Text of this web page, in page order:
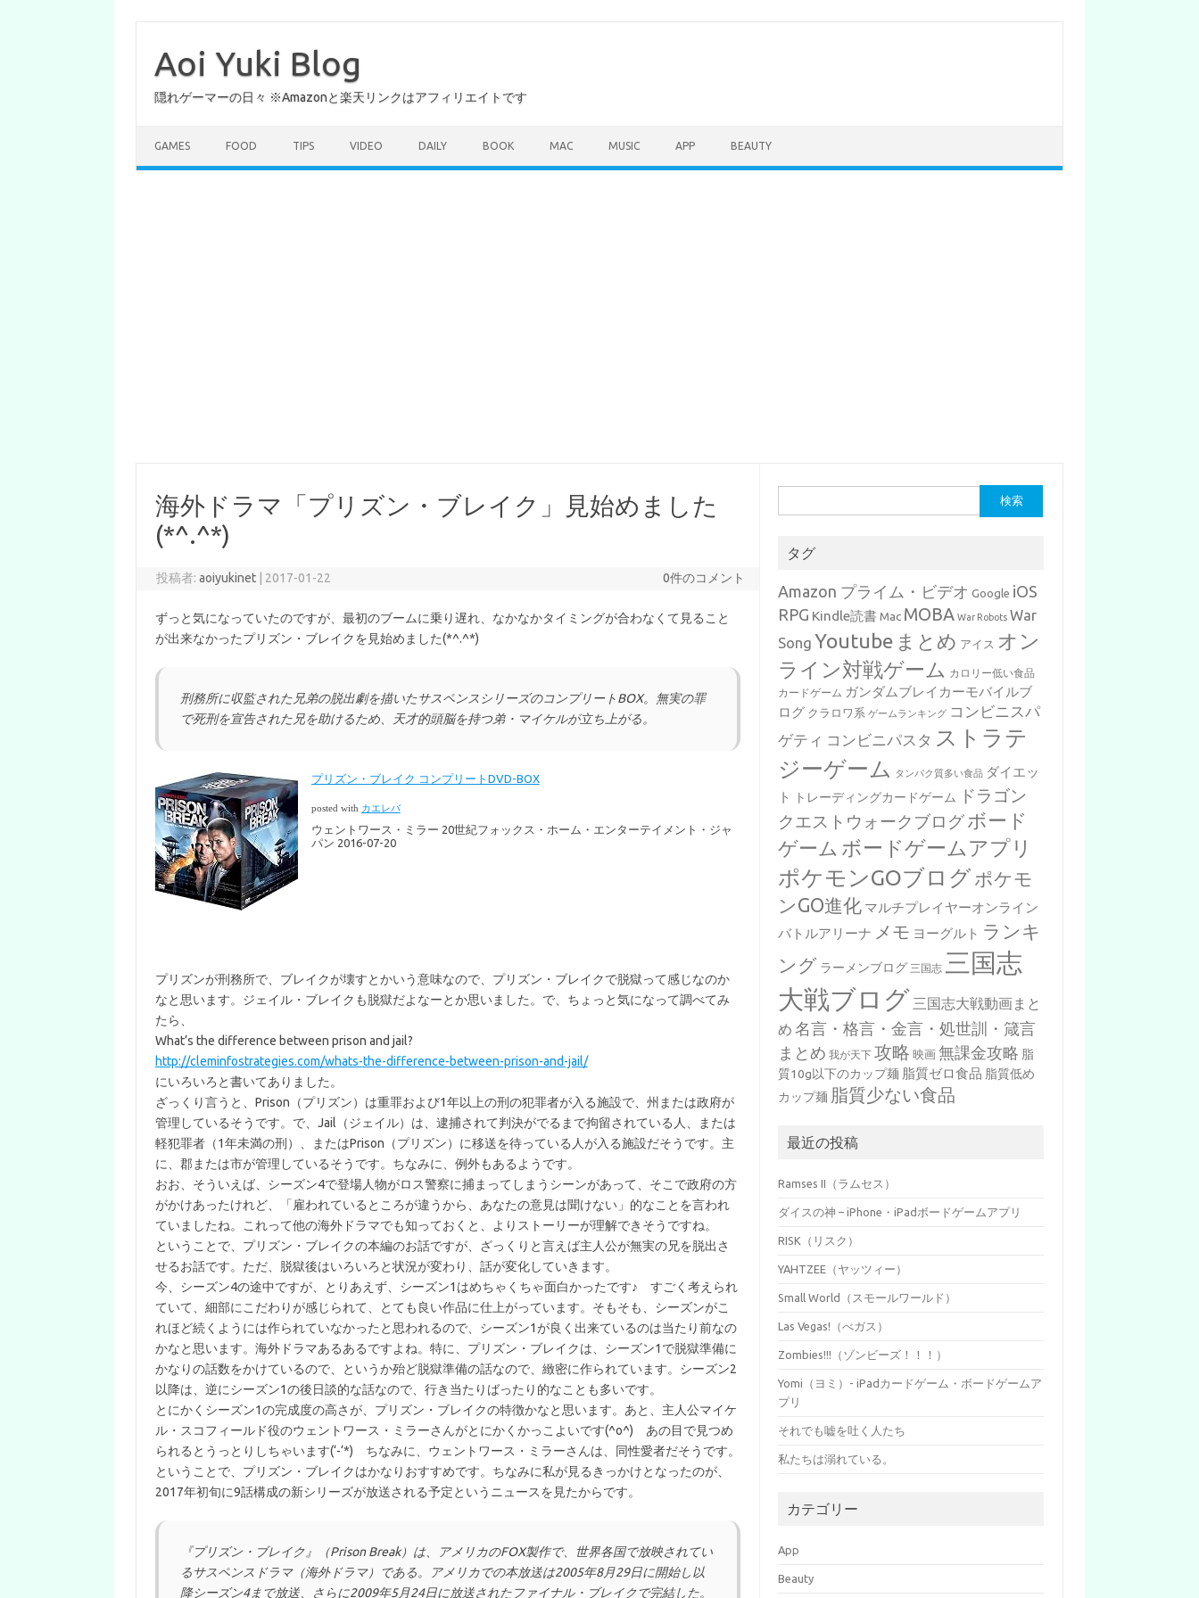
Aoi Yuki Blog
隠れゲーマーの日々 ※Amazonと楽天リンクはアフィリエイトです
GAMES FOOD TIPS VIDEO DAILY BOOK MAC MUSIC APP BEAUTY
海外ドラマ「プリズン・ブレイク」見始めました
(*^.^*)
投稿者:aoiyukinet 2017-01-22 0件のコメント
ずっと気になっていたのですが、最初のブームに乗り遅れ、なかなかタイミングが合わなくて見ること
が出来なかったプリズン・ブレイクを見始めました(*^.^*)
刑務所に収監された兄弟の脱出劇を描いたサスペンスシリーズのコンプリートBOX。無実の罪
で死刑を宣告された兄を助けるため、天才的頭脳を持つ弟・マイケルが立ち上がる。
プリズン・ブレイク コンプリートDVD-BOX
posted with カエレバ
ウェントワース・ミラー 20世紀フォックス・ホーム・エンターテイメント・ジャ
パン 2016-07-20
プリズンが刑務所で、ブレイクが壊すとかいう意味なので、プリズン・ブレイクで脱獄って感じなのか
なと思います。ジェイル・ブレイクも脱獄だよなーとか思いました。で、ちょっと気になって調べてみ
たら、
What’s the difference between prison and jail?
http://cleminfostrategies.com/whats-the-difference-between-prison-and-jail/
にいろいろと書いてありました。
ざっくり言うと、Prison（プリズン）は重罪および1年以上の刑の犯罪者が入る施設で、州または政府が
管理しているそうです。で、Jail（ジェイル）は、逮捕されて判決がでるまで拘留されている人、または
軽犯罪者（1年未満の刑）、またはPrison（プリズン）に移送を待っている人が入る施設だそうです。主
に、郡または市が管理しているそうです。ちなみに、例外もあるようです。
おお、そういえば、シーズン4で登場人物がロス警察に捕まってしまうシーンがあって、そこで政府の方
がかけあったけれど、「雇われているところが違うから、あなたの意見は聞けない」的なことを言われ
ていましたね。これって他の海外ドラマでも知っておくと、よりストーリーが理解できそうですね。
ということで、プリズン・ブレイクの本編のお話ですが、ざっくりと言えば主人公が無実の兄を脱出さ
せるお話です。ただ、脱獄後はいろいろと状況が変わり、話が変化していきます。
今、シーズン4の途中ですが、とりあえず、シーズン1はめちゃくちゃ面白かったです♪ すごく考えられ
ていて、細部にこだわりが感じられて、とても良い作品に仕上がっています。そもそも、シーズンがこ
れほど続くようには作られていなかったと思われるので、シーズン1が良く出来ているのは当たり前なの
かなと思います。海外ドラマあるあるですよね。特に、プリズン・ブレイクは、シーズン1で脱獄準備に
かなりの話数をかけているので、というか殆ど脱獄準備の話なので、緻密に作られています。シーズン2
以降は、逆にシーズン1の後日談的な話なので、行き当たりばったり的なことも多いです。
とにかくシーズン1の完成度の高さが、プリズン・ブレイクの特徴かなと思います。あと、主人公マイケ
ル・スコフィールド役のウェントワース・ミラーさんがとにかくかっこよいです(^o^) あの目で見つめ
られるとうっとりしちゃいます(‘-‘*) ちなみに、ウェントワース・ミラーさんは、同性愛者だそうです。
ということで、プリズン・ブレイクはかなりおすすめです。ちなみに私が見るきっかけとなったのが、
2017年初旬に9話構成の新シリーズが放送される予定というニュースを見たからです。
『プリズン・ブレイク』（Prison Break）は、アメリカのFOX製作で、世界各国で放映されてい
るサスペンスドラマ（海外ドラマ）である。アメリカでの本放送は2005年8月29日に開始し以
降シーズン4まで放送、さらに2009年5月24日に放送されたファイナル・ブレイクで完結した。
索:
タグ
Amazon プライム・ビデオ Google iOS
RPG Kindle読書 Mac MOBA War Robots War
Song Youtube まとめ アイス オン
ライン対戦ゲーム カロリー低い食品
カードゲーム ガンダムブレイカーモバイルブ
ログ クラロワ系 ゲームランキング コンビニスパ
ゲティ コンビニパスタ ストラテ
ジーゲーム
タンパク質多い食品 ダイエッ
ト
トレーディングカードゲーム
ドラゴン
クエストウォークブログボード
ゲーム ボードゲームアプリ
ポケモンGOブログポケモ
ンGO進化 マルチプレイヤーオンライン
バトルアリーナ メモ ヨーグルト ランキ
ング ラーメンブログ 三国志 三国志
大戦ブログ 三国志大戦動画まと
め 名言・格言・金言・処世訓・箴言
まとめ 我が天下 攻略 映画 無課金攻略 脂
質10g以下のカップ麺 脂質ゼロ食品 脂質低め
カップ麺 脂質少ない食品
最近の投稿
Ramses II（ラムセス）
ダイスの神 – iPhone・iPadボードゲームアプリ
RISK（リスク）
YAHTZEE（ヤッツィー）
Small World（スモールワールド）
Las Vegas!（べガス）
Zombies!!!（ゾンビーズ！！！）
Yomi（ヨミ）- iPadカードゲーム・ボードゲームア
プリ
それでも嘘を吐く人たち
私たちは溺れている。
カテゴリー
App
Beauty